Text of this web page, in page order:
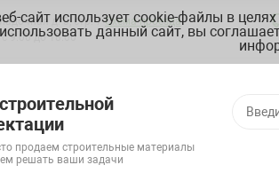
д. 3, стр. 7Схема проезда
9.00 до 18.00
продаем строительные материалы
решать ваши задачи
сайт использует cookie-файлы в
данный сайт, вы